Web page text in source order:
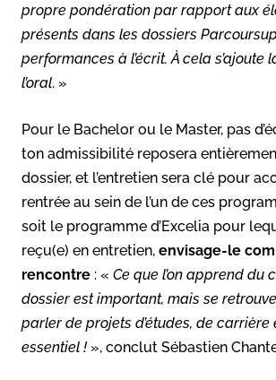
propre pondération par rapport aux
présents dans les dossiers
performances à l’écrit. À cela s’ajoute
l’oral. »
Pour le Bachelor ou le Master, pas
ton admissibilité reposera
dossier, et l’entretien sera clé pour
rentrée au sein de l’un de ces
soit le programme d’Excelia pour
reçu(e) en entretien, envisage-le
rencontre : « Ce que l’on apprend du
dossier est important, mais se
parler de projets d’études, de carrière
essentiel ! », conclut Sébastien